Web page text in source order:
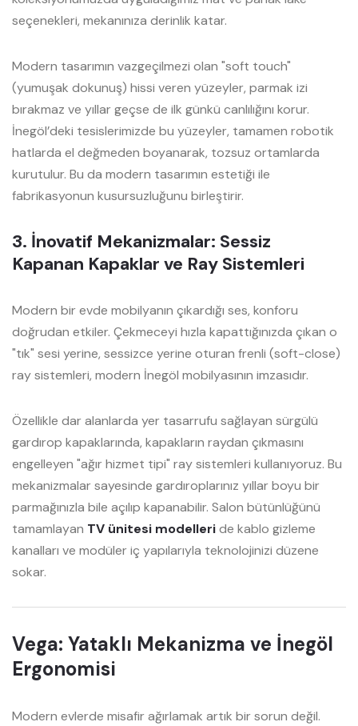
seçenekleri, mekanınıza derinlik katar.
Modern tasarımın vazgeçilmezi olan "soft touch"
(yumuşak dokunuş) hissi veren yüzeyler, parmak izi
bırakmaz ve yıllar geçse de ilk günkü canlılığını korur.
İnegöl’deki tesislerimizde bu yüzeyler, tamamen robotik
hatlarda el değmeden boyanarak, tozsuz ortamlarda
kurutulur. Bu da modern tasarımın estetiği ile
fabrikasyonun kusursuzluğunu birleştirir.
3. İnovatif Mekanizmalar: Sessiz
Kapanan Kapaklar ve Ray Sistemleri
Modern bir evde mobilyanın çıkardığı ses, konforu
doğrudan etkiler. Çekmeceyi hızla kapattığınızda çıkan o
"tık" sesi yerine, sessizce yerine oturan frenli (soft-close)
ray sistemleri, modern İnegöl mobilyasının imzasıdır.
Özellikle dar alanlarda yer tasarrufu sağlayan sürgülü
gardırop kapaklarında, kapakların raydan çıkmasını
engelleyen "ağır hizmet tipi" ray sistemleri kullanıyoruz. Bu
mekanizmalar sayesinde gardıroplarınız yıllar boyu bir
parmağınızla bile açılıp kapanabilir. Salon bütünlüğünü
tamamlayan TV ünitesi modelleride kablo gizleme
kanalları ve modüler iç yapılarıyla teknolojinizi düzene
sokar.
Vega: Yataklı Mekanizma ve İnegöl
Ergonomisi
Modern evlerde misafir ağırlamak artık bir sorun değil.